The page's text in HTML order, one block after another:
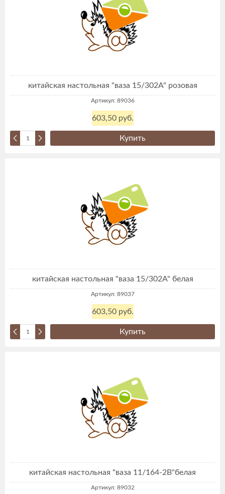
китайская настольная "ваза 15/302А" розовая
Артикул: 89036
603,50 руб.
Купить
китайская настольная "ваза 15/302А" белая
Артикул: 89037
603,50 руб.
Купить
китайская настольная "ваза 11/164-2В"белая
Артикул: 89032